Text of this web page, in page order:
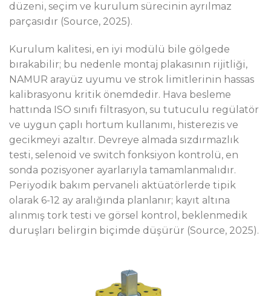
düzeni, seçim ve kurulum sürecinin ayrılmaz
parçasıdır (Source, 2025).
Kurulum kalitesi, en iyi modülü bile gölgede
bırakabilir; bu nedenle montaj plakasının rijitliği,
NAMUR arayüz uyumu ve strok limitlerinin hassas
kalibrasyonu kritik önemdedir. Hava besleme
hattında ISO sınıfı filtrasyon, su tutuculu regülatör
ve uygun çaplı hortum kullanımı, histerezis ve
gecikmeyi azaltır. Devreye almada sızdırmazlık
testi, selenoid ve switch fonksiyon kontrolü, en
sonda pozisyoner ayarlarıyla tamamlanmalıdır.
Periyodik bakım pervaneli aktüatörlerde tipik
olarak 6-12 ay aralığında planlanır; kayıt altına
alınmış tork testi ve görsel kontrol, beklenmedik
duruşları belirgin biçimde düşürür (Source, 2025).